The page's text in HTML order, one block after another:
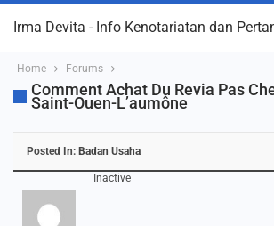
Irma Devita - Info Kenotariatan dan
Home Forums
Comment Achat Du Revia Pas
Saint-Ouen-L’aumône
Posted In: Badan Usaha
Inactive